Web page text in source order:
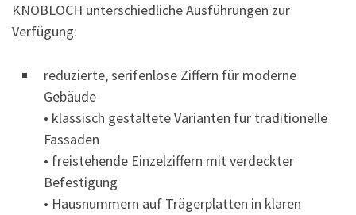
KNOBLOCH unterschiedliche Ausführungen zur
Verfügung:
reduzierte, serifenlose Ziffern für moderne
Gebäude
• klassisch gestaltete Varianten für traditionelle
Fassaden
• freistehende Einzelziffern mit verdeckter
Befestigung
• Hausnummern auf Trägerplatten in klaren